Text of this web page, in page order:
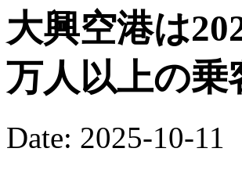
大興空港は
万人以上の乗
Date: 2025-10-11